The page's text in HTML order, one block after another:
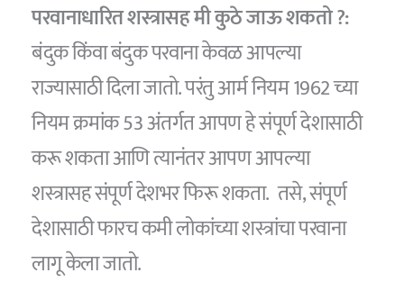
परवानाधारित शस्त्रासह मी कुठे जाऊ शकतो ?:
बंदुक किंवा बंदुक परवाना केवळ आपल्या
राज्यासाठी दिला जातो. परंतु आर्म नियम 1962 च्या
नियम क्रमांक 53 अंतर्गत आपण हे संपूर्ण देशासाठी
करू शकता आणि त्यानंतर आपण आपल्या
शस्त्रासह संपूर्ण देशभर फिरू शकता. तसे, संपूर्ण
देशासाठी फारच कमी लोकांच्या शस्त्रांचा परवाना
लागू केला जातो.